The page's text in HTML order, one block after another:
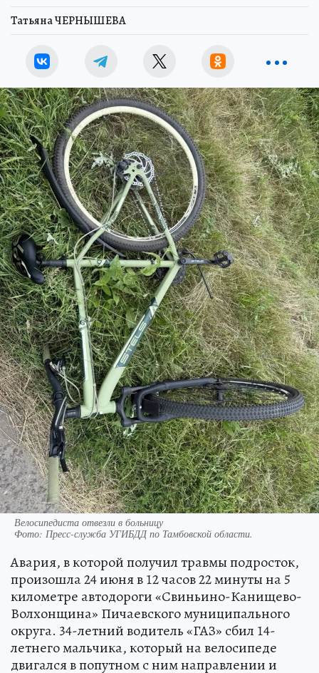
Татьяна ЧЕРНЫШЕВА
Велосипедиста отвезли в больницу
Фото: Пресс-служба УГИБДД по Тамбовской области.
Авария, в которой получил травмы подросток,
произошла 24 июня в 12 часов 22 минуты на 5
километре автодороги «Свиньино-Канищево-
Волхонщина» Пичаевского муниципального
округа. 34-летний водитель «ГАЗ» сбил 14-
летнего мальчика, который на велосипеде
двигался в попутном с ним направлении и